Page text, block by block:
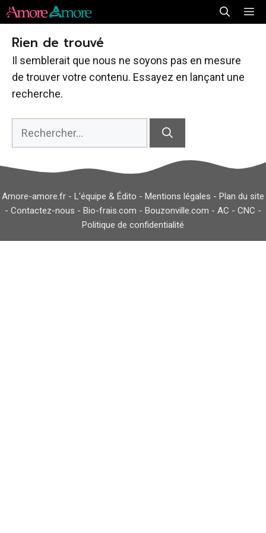
Aller
au
contenu
Rien de trouvé
Il semblerait que nous ne soyons pas en mesure
de trouver votre contenu. Essayez en lançant une
recherche.
Rechercher :
Amore-amore.fr - L'équipe & Édito - Mentions légales - Plan du site
- Contactez-nous - Bio-frais.com - Bouzonville.com - AC - CNC -
Politique de confidentialité